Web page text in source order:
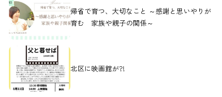
帰省で育つ、大切なこと ～感謝と思いやりが
育む 家族や親子の関係～
北区に映画館が?!